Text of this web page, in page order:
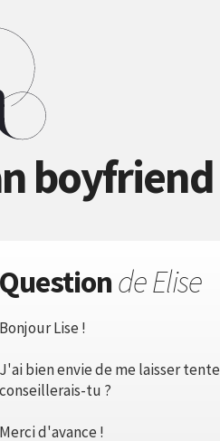
Questionde Elise
Bonjour Lise !
J'ai bien envie de me laisser
conseillerais-tu ?
Merci d'avance !